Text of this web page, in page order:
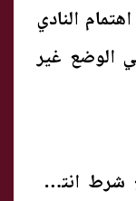
النادي
الوضع غير
البيع شرط انتقال